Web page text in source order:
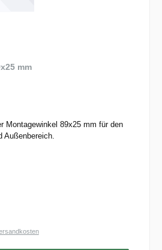
mm
Montagewinkel 89x25 mm für den
Außenbereich.